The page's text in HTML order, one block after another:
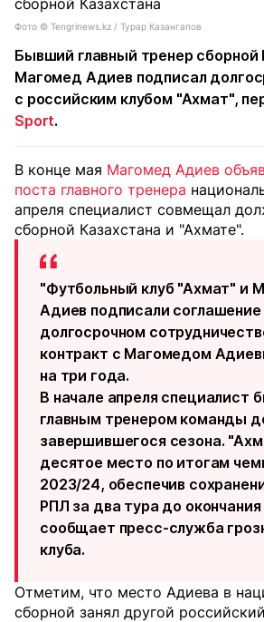
Фото ©️ Tengrinews.kz / Турар Казангапов
Бывший главный тренер сборной
Магомед Адиев подписал
с российским клубом "Ахмат",
Sport.
В конце мая Магомед Адиев
поста главного тренера
апреля специалист совмещал
сборной Казахстана и "Ахмате".
"Футбольный клуб "Ахмат" и
Адиев подписали соглашение
долгосрочном
контракт с Магомедом
на три года.
В начале апреля специалист
главным тренером команды
завершившегося сезона.
десятое место по итогам
2023/24, обеспечив
РПЛ за два тура до
сообщает пресс-служба
клуба.
Отметим, что место Адиева в
сборной занял другой